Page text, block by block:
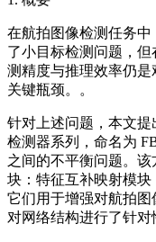
在航拍图像检测任务
了小目标检测问题，
测精度与推理效率仍
关键瓶颈。。
针对上述问题，本文
检测器系列，命名为
之间的不平衡问题。
块：特征互补映射模块
它们用于增强对航拍
对网络结构进行了针对